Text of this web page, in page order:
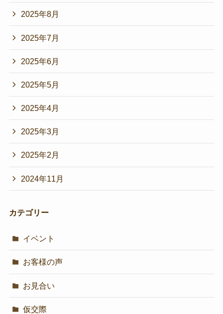
2025年8月
2025年7月
2025年6月
2025年5月
2025年4月
2025年3月
2025年2月
2024年11月
カテゴリー
イベント
お客様の声
お見合い
仮交際